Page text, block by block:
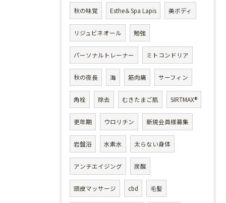
秋の味覚 Esthe＆Spa Lapis 美ボディ
リジュビネオール 勉強
パーソナルトレーナー ミトコンドリア
秋の夜長 海 筋肉痛 サーフィン
角栓 除去 むきたまご肌 SIRTMAX®
更年期 ウロリチン 新規会員様募集
岩盤浴 水素水 太らない身体
アンチエイジング 炭酸
頭皮マッサージ cbd 毛髪